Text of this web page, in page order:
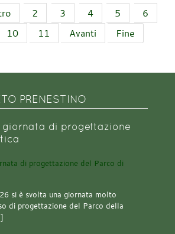
2 3 4 5
6
10 11 Avanti Fine
PRENESTINO
giornata di progettazione
si è svolta una giornata molto
di progettazione del Parco della